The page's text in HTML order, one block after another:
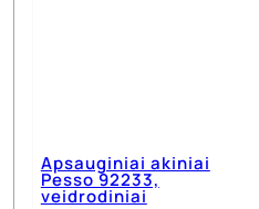
Apsauginiai akiniai
Pesso 92233,
veidrodiniai